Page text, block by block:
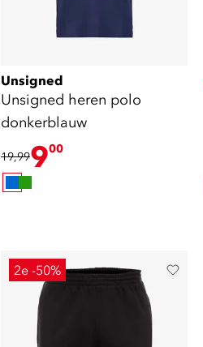
Unsigned
Unsigned heren polo
donkerblauw
19,99900
2e -50%